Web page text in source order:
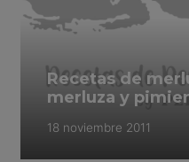
Recetas de
merluza y
18 noviembre 2011